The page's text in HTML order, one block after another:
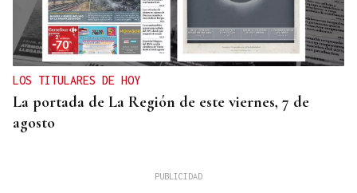
LOS TITULARES DE HOY
La portada de La Región de este viernes, 7 de
agosto